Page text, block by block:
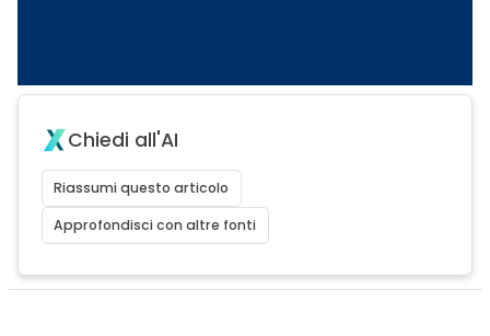
Chiedi all'AI
Riassumi questo articolo
Approfondisci con altre fonti